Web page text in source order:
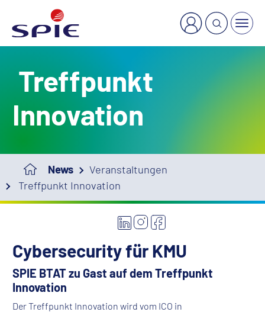
Treffpunkt
Innovation
News
Veranstaltungen
Treffpunkt Innovation
Cybersecurity für KMU
SPIE BTAT zu Gast auf dem Treffpunkt
Innovation
Der Treffpunkt Innovation wird vom ICO in